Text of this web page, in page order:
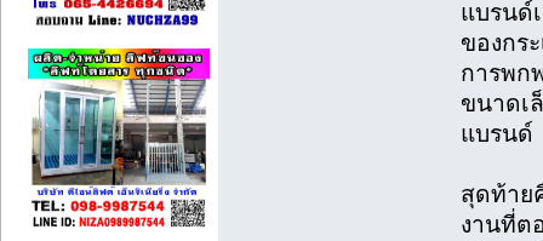
แบรนด์
ของกร
การพก
ขนาดเ
แบรนด์
สุดท้าย
งานที่ต